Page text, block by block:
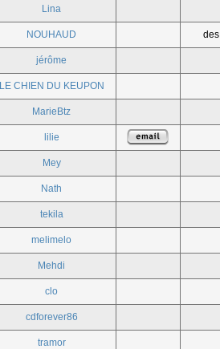
Lina
NOUHAUD
jérôme
LE CHIEN DU KEUPON
MarieBtz
lilie
Mey
Nath
tekila
melimelo
Mehdi
clo
cdforever86
tramor